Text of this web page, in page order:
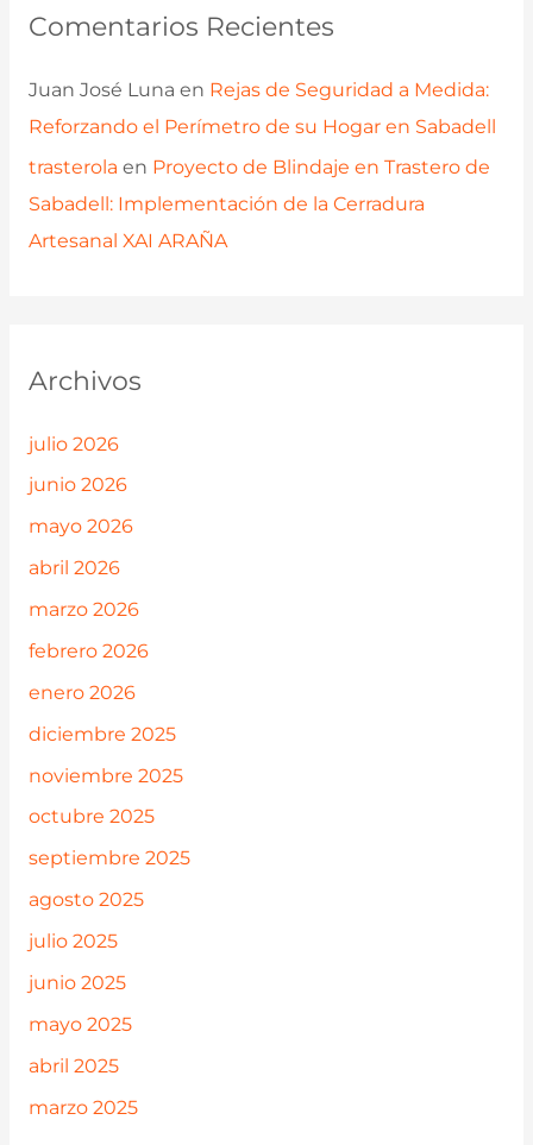
Comentarios Recientes
Juan José Luna en Rejas de Seguridad a Medida:
Reforzando el Perímetro de su Hogar en Sabadell
trasterola en Proyecto de Blindaje en Trastero de
Sabadell: Implementación de la Cerradura
Artesanal XAI ARAÑA
Archivos
julio 2026
junio 2026
mayo 2026
abril 2026
marzo 2026
febrero 2026
enero 2026
diciembre 2025
noviembre 2025
octubre 2025
septiembre 2025
agosto 2025
julio 2025
junio 2025
mayo 2025
abril 2025
marzo 2025